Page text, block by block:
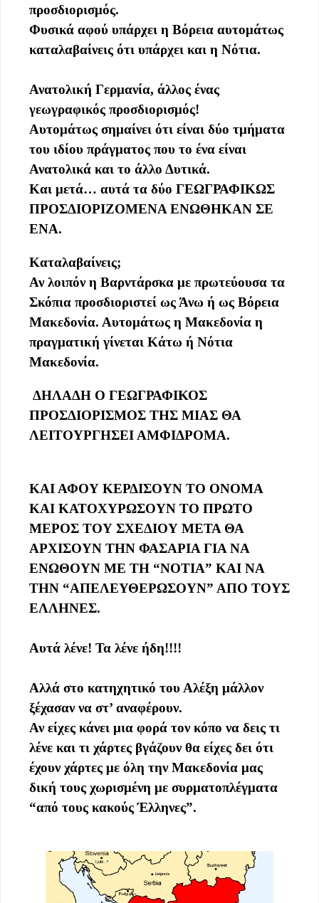
προσδιορισμός.
Φυσικά αφού υπάρχει η Βόρεια αυτομάτως
καταλαβαίνεις ότι υπάρχει και η Νότια.
Ανατολική Γερμανία, άλλος ένας
γεωγραφικός προσδιορισμός!
Αυτομάτως σημαίνει ότι είναι δύο τμήματα
του ιδίου πράγματος που το ένα είναι
Ανατολικά και το άλλο Δυτικά.
Και μετά… αυτά τα δύο ΓΕΩΓΡΑΦΙΚΩΣ
ΠΡΟΣΔΙΟΡΙΖΟΜΕΝΑ ΕΝΩΘΗΚΑΝ ΣΕ
ΕΝΑ.
Καταλαβαίνεις;
Αν λοιπόν η Βαρντάρσκα με πρωτεύουσα τα
Σκόπια προσδιοριστεί ως Άνω ή ως Βόρεια
Μακεδονία. Αυτομάτως η Μακεδονία η
πραγματική γίνεται Κάτω ή Νότια
Μακεδονία.
ΔΗΛΑΔΗ Ο ΓΕΩΓΡΑΦΙΚΟΣ
ΠΡΟΣΔΙΟΡΙΣΜΟΣ ΤΗΣ ΜΙΑΣ ΘΑ
ΛΕΙΤΟΥΡΓΗΣΕΙ ΑΜΦΙΔΡΟΜΑ.
ΚΑΙ ΑΦΟΥ ΚΕΡΔΙΣΟΥΝ ΤΟ ΟΝΟΜΑ
ΚΑΙ ΚΑΤΟΧΥΡΩΣΟΥΝ ΤΟ ΠΡΩΤΟ
ΜΕΡΟΣ ΤΟΥ ΣΧΕΔΙΟΥ ΜΕΤΑ ΘΑ
ΑΡΧΙΣΟΥΝ ΤΗΝ ΦΑΣΑΡΙΑ ΓΙΑ ΝΑ
ΕΝΩΘΟΥΝ ΜΕ ΤΗ “ΝΟΤΙΑ” ΚΑΙ ΝΑ
ΤΗΝ “ΑΠΕΛΕΥΘΕΡΩΣΟΥΝ” ΑΠΟ ΤΟΥΣ
ΕΛΛΗΝΕΣ.
Αυτά λένε! Τα λένε ήδη!!!!
Αλλά στο κατηχητικό του Αλέξη μάλλον
ξέχασαν να στ’ αναφέρουν.
Αν είχες κάνει μια φορά τον κόπο να δεις τι
λένε και τι χάρτες βγάζουν θα είχες δει ότι
έχουν χάρτες με όλη την Μακεδονία μας
δική τους χωρισμένη με συρματοπλέγματα
“από τους κακούς Έλληνες”.